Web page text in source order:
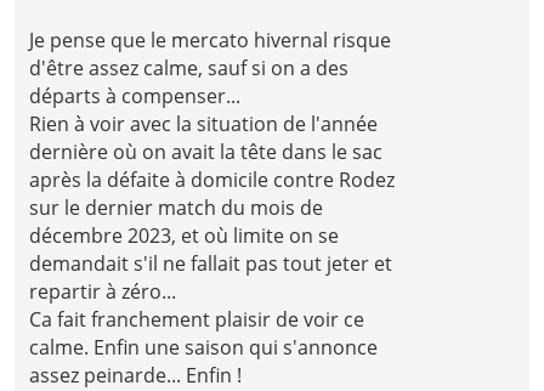
Je pense que le mercato hivernal risque
d'être assez calme, sauf si on a des
départs à compenser...
Rien à voir avec la situation de l'année
dernière où on avait la tête dans le sac
après la défaite à domicile contre Rodez
sur le dernier match du mois de
décembre 2023, et où limite on se
demandait s'il ne fallait pas tout jeter et
repartir à zéro...
Ca fait franchement plaisir de voir ce
calme. Enfin une saison qui s'annonce
assez peinarde... Enfin !